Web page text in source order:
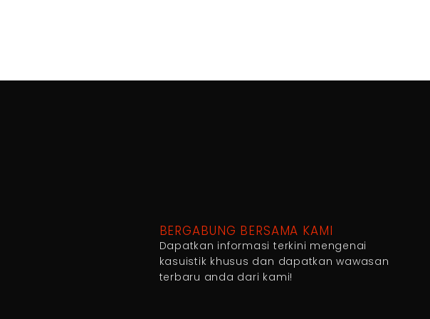
BERGABUNG BERSAMA KAMI
Dapatkan informasi terkini mengenai
kasuistik khusus dan dapatkan wawasan
terbaru anda dari kami!